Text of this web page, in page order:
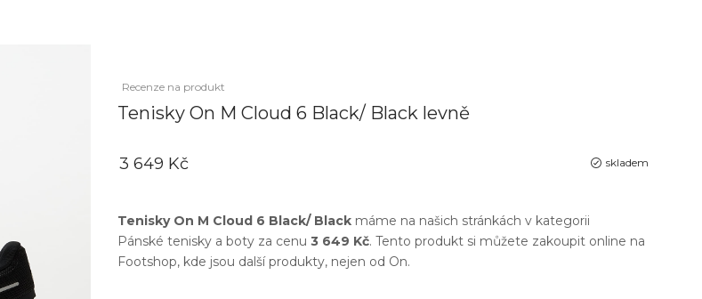
Recenze na produkt
Tenisky On M Cloud 6 Black/ Black levně
skladem
3 649 Kč
Tenisky On M Cloud 6 Black/ Black máme na našich stránkách v kategorii
Pánské tenisky a boty za cenu 3 649 Kč. Tento produkt si můžete zakoupit online na
Footshop, kde jsou další produkty, nejen od On.